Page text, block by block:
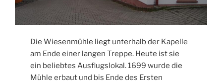
Die Wiesenmühle liegt unterhalb der Kapelle
am Ende einer langen Treppe. Heute ist sie
ein beliebtes Ausflugslokal. 1699 wurde die
Mühle erbaut und bis Ende des Ersten